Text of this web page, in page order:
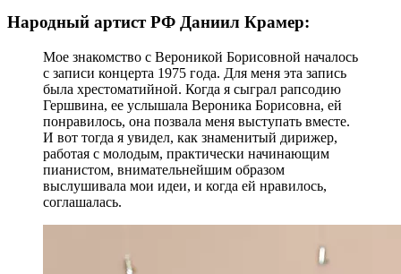
Народный артист РФ Даниил Крамер:
Мое знакомство с Вероникой Борисовной началось
с записи концерта 1975 года. Для меня эта запись
была хрестоматийной. Когда я сыграл рапсодию
Гершвина, ее услышала Вероника Борисовна, ей
понравилось, она позвала меня выступать вместе.
И вот тогда я увидел, как знаменитый дирижер,
работая с молодым, практически начинающим
пианистом, внимательнейшим образом
выслушивала мои идеи, и когда ей нравилось,
соглашалась.